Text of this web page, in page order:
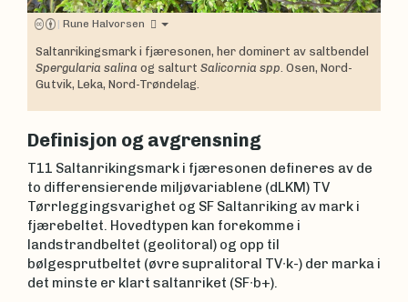
| Rune Halvorsen
Saltanrikingsmark i fjæresonen, her dominert av saltbendel
Spergularia salina og salturt Salicornia spp. Osen, Nord-
Gutvik, Leka, Nord-Trøndelag.
Definisjon og avgrensning
T11 Saltanrikingsmark i fjæresonen defineres av de
to differensierende miljøvariablene (dLKM) TV
Tørrleggingsvarighet og SF Saltanriking av mark i
fjærebeltet. Hovedtypen kan forekomme i
landstrandbeltet (geolitoral) og opp til
bølgesprutbeltet (øvre supralitoral TV∙k-) der marka i
det minste er klart saltanriket (SF∙b+).